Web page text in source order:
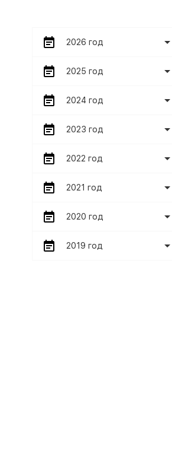
2026 год
2025 год
2024 год
2023 год
2022 год
2021 год
2020 год
2019 год